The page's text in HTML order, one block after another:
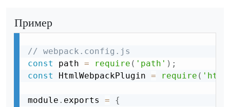
Пример
// webpack.config.js
const
path = require ( 'path' ) ;
const
HtmlWebpackPlugin = require (
module . exports =
{